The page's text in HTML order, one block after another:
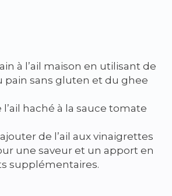
à l’ail maison en utilisant de
pain sans gluten et du ghee
haché à la sauce tomate
de l’ail aux vinaigrettes
une saveur et un apport en
supplémentaires.